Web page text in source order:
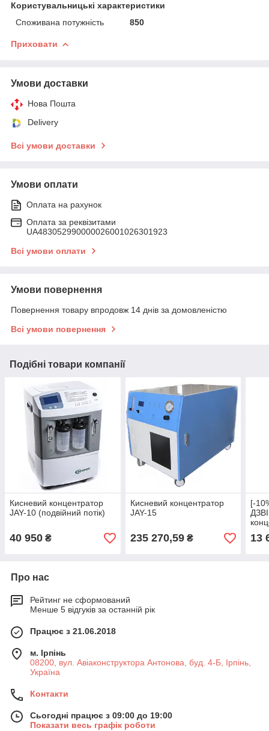
Користувальницькі характеристики
Споживана потужність
850
Приховати
Умови доставки
Нова Пошта
Delivery
Всі умови доставки
Умови оплати
Оплата на рахунок
Оплата за реквізитами
UA483052990000026001026301923
Всі умови оплати
Умови повернення
Повернення товару впродовж 14 днів за домовленістю
Всі умови повернення
Подібні товари компанії
Кисневий концентратор
JAY-10 (подвійний потік)
40 950 ₴
Кисневий концентратор
JAY-15
235 270,59₴
[-
13
Про нас
Рейтинг не сформований
Менше 5 відгуків за останній рік
Працює з 21.06.2018
м. Ірпінь
08200, вул. Авіаконструктора Антонова, буд. 4-Б, Ірпінь,
Україна
Контакти
Сьогодні працює з 09:00 до 19:00
Показати весь графік роботи